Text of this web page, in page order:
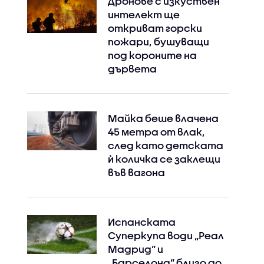
интелект ще
откриват горски
пожари, бушуващи
под короните на
дървета
Майка беше влачена
45 метра от влак,
след като детската
ѝ количка се заклещи
във вагона
Испанската
Суперкупа води „Реал
Мадрид“ и